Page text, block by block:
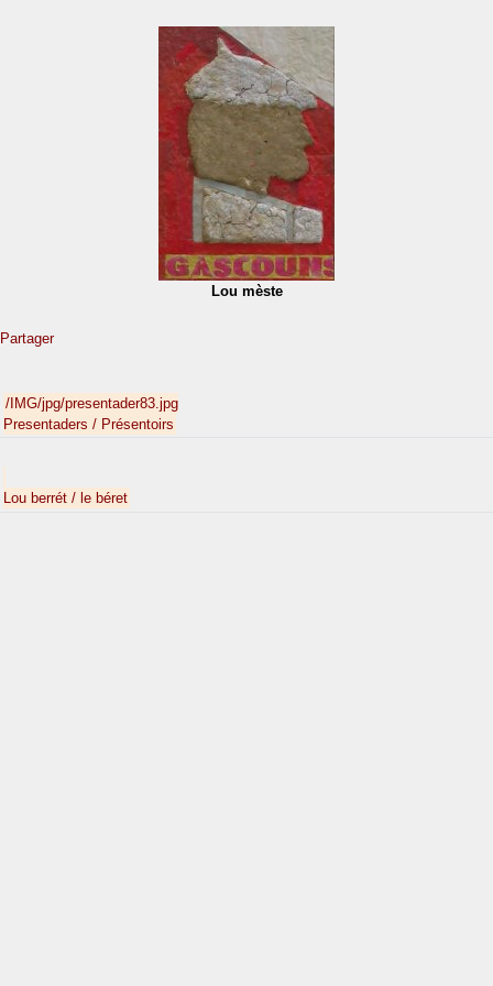
Lou mèste
Partager
/IMG/jpg/presentader83.jpg
Presentaders / Présentoirs
Lou berrét / le béret